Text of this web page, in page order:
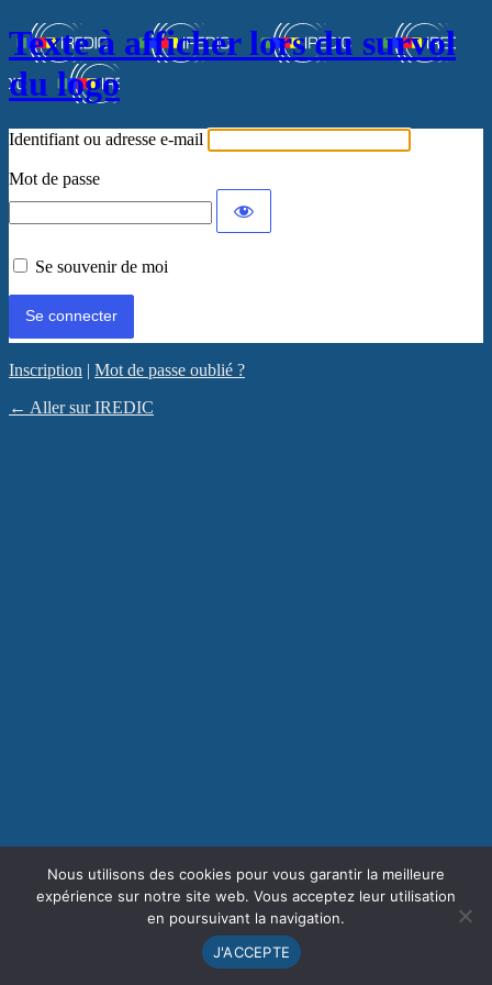
Texte à afficher lors du survol
du logo
Identifiant ou adresse e-mail
Mot de passe
Se souvenir de moi
Inscription | Mot de passe oublié ?
← Aller sur IREDIC
Nous utilisons des cookies pour vous garantir la meilleure
expérience sur notre site web. Vous acceptez leur utilisation
en poursuivant la navigation.
J'ACCEPTE